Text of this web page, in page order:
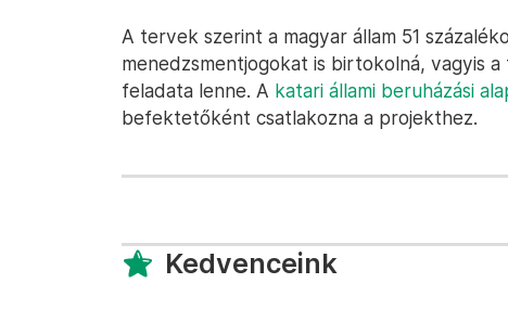
A tervek szerint a magyar állam 51
menedzsmentjogokat is birtokolná, vagyis a
feladata lenne. A katari állami beruházási
befektetőként csatlakozna a projekthez.
Kedvenceink